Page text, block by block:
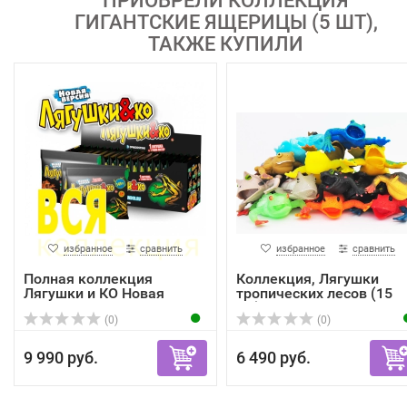
ГИГАНТСКИЕ ЯЩЕРИЦЫ (5 ШТ),
ТАКЖЕ КУПИЛИ
избранное сравнить
Полная коллекция
Лягушки и КО Новая
(0)
9 990 руб.
избранное сравнить
Коллекция, Лягушки
тропических лесов (15
шт)
(0)
6 490 руб.